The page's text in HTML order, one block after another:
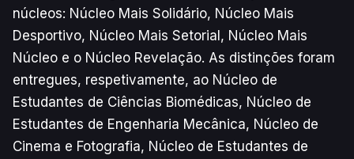
núcleos: Núcleo Mais Solidário, Núcleo Mais
Desportivo, Núcleo Mais Setorial, Núcleo Mais
Núcleo e o Núcleo Revelação. As distinções foram
entregues, respetivamente, ao Núcleo de
Estudantes de Ciências Biomédicas, Núcleo de
Estudantes de Engenharia Mecânica, Núcleo de
Cinema e Fotografia, Núcleo de Estudantes de